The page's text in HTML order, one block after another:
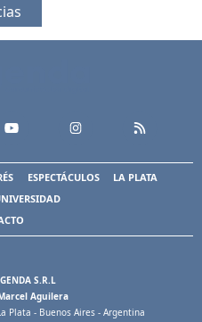
ESPECTÁCULOS
LA PLATA
S.R.L
Aguilera
Plata - Buenos Aires - Argentina